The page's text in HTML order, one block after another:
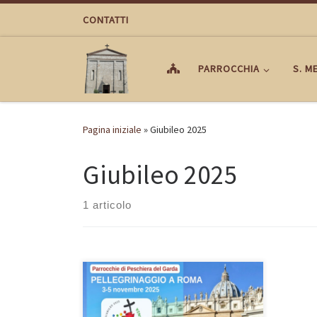
Passa al contenutoCONTATTI
PARROCCHIA S.
Pagina iniziale »Giubileo 2025
Giubileo 2025
1 articolo
PELLEGRINAGGIO GIUBILARE A ROMA
organizzato dalle Parrocchie di
Peschiera del Garda. Per informazioni